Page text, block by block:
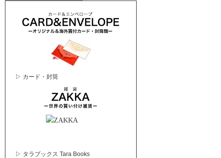
▷ カード・封筒
▷ タラブックス Tara Books